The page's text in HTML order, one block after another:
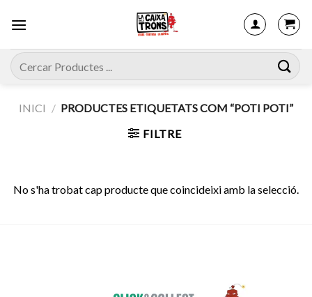
Cerca:
INICI / PRODUCTES ETIQUETATS COM “POTI POTI”
FILTRE
No s'ha trobat cap producte que coincideixi amb la selecció.